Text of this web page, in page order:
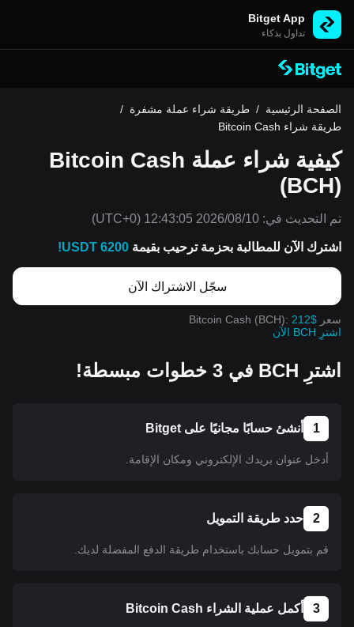
Bitget App
تداول بذكاء
الصفحة الرئيسية / طريقة شراء عملة مشفرة /
طريقة شراء Bitcoin Cash
كيفية شراء عملة Bitcoin Cash
(BCH)
تم التحديث في: 2026/08/10 12:43:05
(UTC+0)
اشترك الآن للمطالبة بحزمة ترحيب بقيمة 6200 USDT!
سجّل الاشتراك الآن
سعر Bitcoin Cash (BCH): 212$
اشترِ BCH الآن
اشترِ BCH في 3 خطوات مبسطة!
1 أنشئ حسابًا مجانيًا على Bitget
أدخل عنوان بريدك الإلكتروني ومكان الإقامة.
2 حدد طريقة التمويل
قم بتمويل حسابك باستخدام طريقة الدفع المفضلة لديك.
3 أكمل عملية الشراء Bitcoin Cash